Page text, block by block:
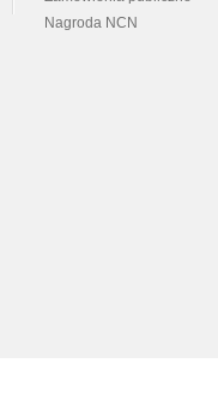
Nagroda NCN